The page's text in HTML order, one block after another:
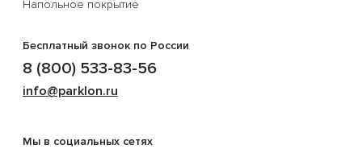
Напольное покрытие
Бесплатный звонок по России
8 (800) 533-83-56
info@parklon.ru
Мы в социальных сетях